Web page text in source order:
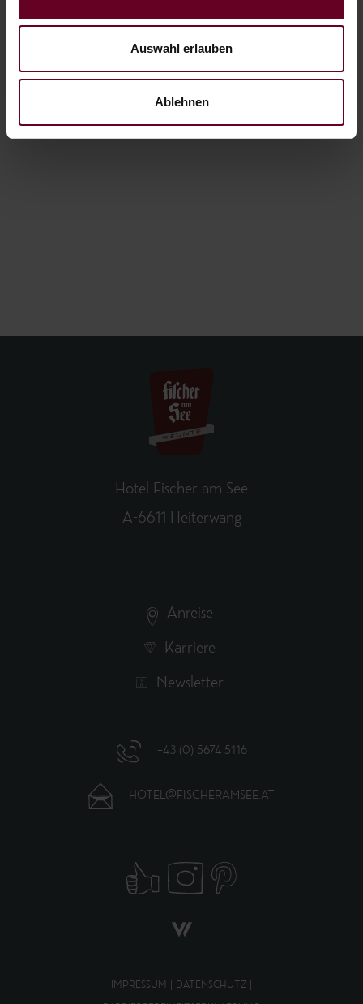
Auswahl erlauben
Ablehnen
Hotel Fischer am See
A-6611 Heiterwang
Anreise
Karriere
Newsletter
+43 (0) 5674 5116
HOTEL@FISCHERAMSEE.AT
IMPRESSUM DATENSCHUTZ